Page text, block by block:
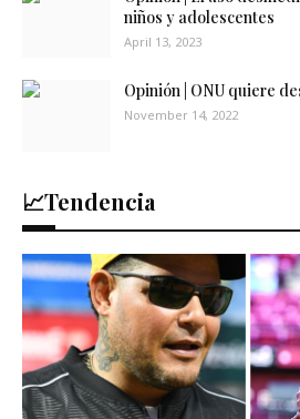
niños y adolescentes
April 13, 2023
Opinión | ONU quiere
November 14, 2022
📈Tendencia